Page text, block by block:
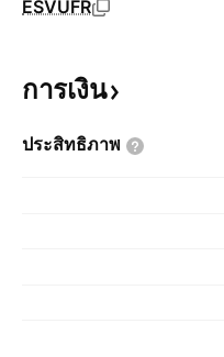
ESVUFR
การเงิน
ประสิทธิภาพ